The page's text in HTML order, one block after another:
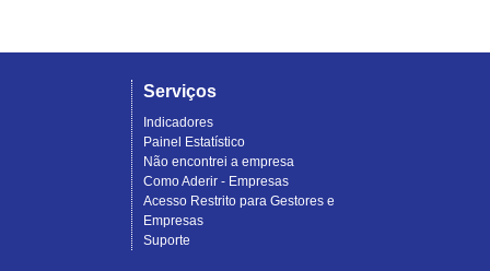
Serviços
Indicadores
Painel Estatístico
Não encontrei a empresa
Como Aderir - Empresas
Acesso Restrito para Gestores e
Empresas
Suporte